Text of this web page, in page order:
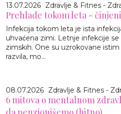
13.07.2026 Zdravlje & Fitnes -
Prehlade tokom leta -
Infekcija tokom leta je ista
uhvaćena zimi. Letnje infekcije
zimskih. One su uzrokovane
razvila, mo...
08.07.2026 Zdravlje & Fitnes -
6 mitova o mentalnom